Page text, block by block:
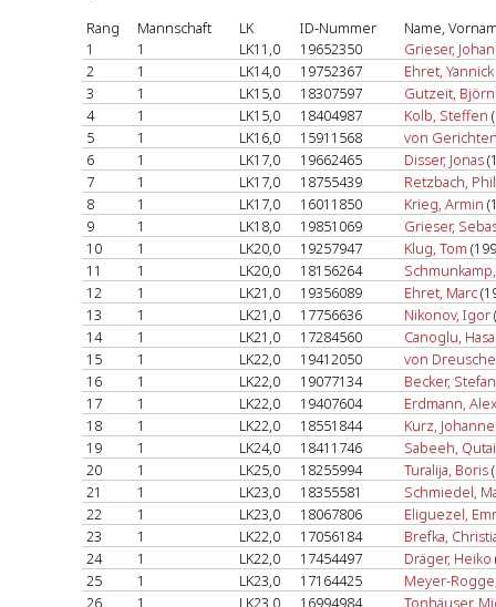
Rang Mannschaft LK ID-Nummer Name,
1
1 LK11,0 19652350 Grieser,
2
1 LK14,0 19752367 Ehret, Yannick
3
1 LK15,0 18307597 Gutzeit, Björn
4
1 LK15,0 18404987 Kolb, Steffen
5
1 LK16,0 15911568 von
6
1 LK17,0 19662465 Disser, Jonas
7
1 LK17,0 18755439 Retzbach,
8
1 LK17,0 16011850 Krieg, Armin
9
1 LK18,0 19851069 Grieser,
10
1 LK20,0 19257947 Klug, Tom
11
1 LK20,0 18156264
12
1 LK21,0 19356089 Ehret, Marc
13
1 LK21,0 17756636 Nikonov, Igor
14
1 LK21,0 17284560 Canoglu,
15
1 LK22,0 19412050 von
16
1 LK22,0 19077134 Becker, Stefan
17
1 LK22,0 19407604 Erdmann,
18
1 LK22,0 18551844 Kurz,
19
1 LK24,0 18411746 Sabeeh,
20
1 LK25,0 18255994 Turalija, Boris
21
1 LK23,0 18355581 Schmiedel,
22
1 LK23,0 18067806 Eliguezel,
23
1 LK22,0 17056184 Brefka,
24
1 LK22,0 17454497 Dräger, Heiko
25
1 LK23,0 17164425 Meyer-
26
1 LK23,0 16994984 Tonhäuser,